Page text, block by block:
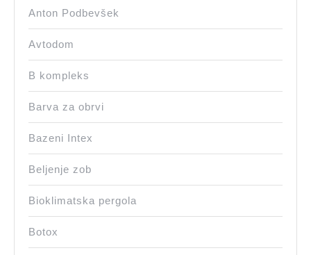
Anton Podbevšek
Avtodom
B kompleks
Barva za obrvi
Bazeni Intex
Beljenje zob
Bioklimatska pergola
Botox